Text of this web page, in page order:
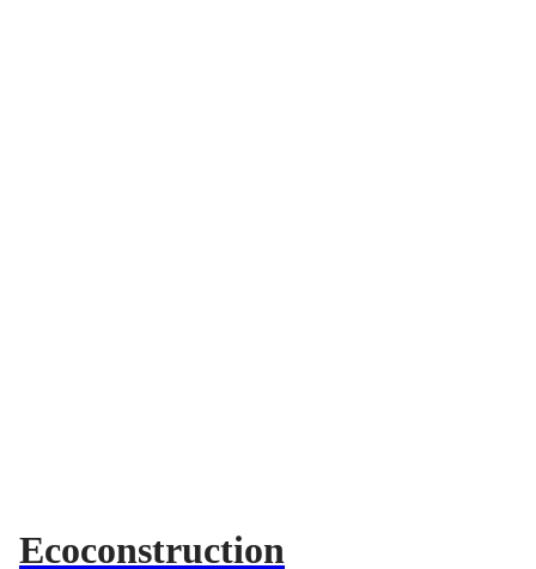
Ecoconstruction